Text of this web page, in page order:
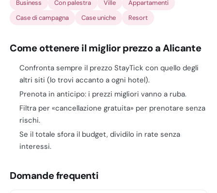
Business
Con palestra Ville
Appartamenti
Case di campagna
Case uniche Resort
Come ottenere il miglior prezzo a Alicante
Confronta sempre il prezzo StayTick con quello degli
altri siti (lo trovi accanto a ogni hotel).
Prenota in anticipo: i prezzi migliori vanno a ruba.
Filtra per «cancellazione gratuita» per prenotare senza
rischi.
Se il totale sfora il budget, dividilo in rate senza
interessi.
Domande frequenti